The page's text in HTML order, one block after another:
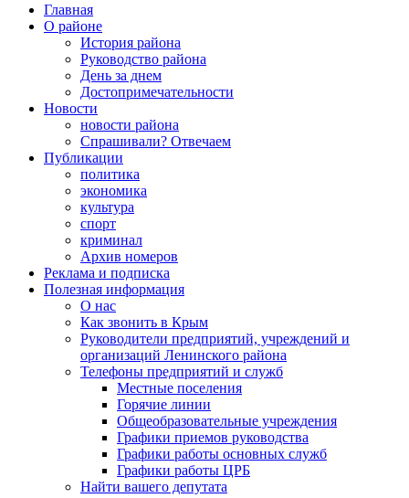
Главная
О районе
История района
Руководство района
День за днем
Достопримечательности
Новости
новости района
Спрашивали? Отвечаем
Публикации
политика
экономика
культура
спорт
криминал
Архив номеров
Реклама и подписка
Полезная информация
О нас
Как звонить в Крым
Руководители предприятий, учреждений и
организаций Ленинского района
Телефоны предприятий и служб
Местные поселения
Горячие линии
Общеобразовательные учреждения
Графики приемов руководства
Графики работы основных служб
Графики работы ЦРБ
Найти вашего депутата